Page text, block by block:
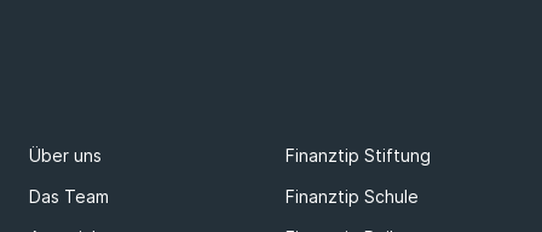
Über uns
Finanztip Stiftung
Das Team
Finanztip Schule